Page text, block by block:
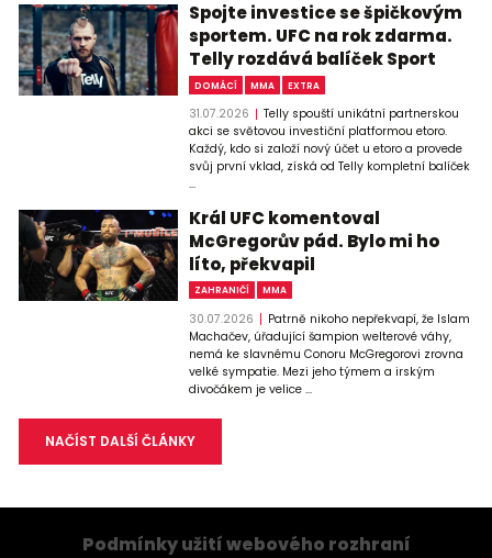
Spojte investice se špičkovým
sportem. UFC na rok zdarma.
Telly rozdává balíček Sport
DOMÁCÍ MMA EXTRA
31.07.2026
Telly spouští unikátní partnerskou
akci se světovou investiční platformou etoro.
Každý, kdo si založí nový účet u etoro a provede
svůj první vklad, získá od Telly kompletní balíček
...
Král UFC komentoval
McGregorův pád. Bylo mi ho
líto, překvapil
ZAHRANIČÍ MMA
30.07.2026
Patrně nikoho nepřekvapí, že Islam
Machačev, úřadující šampion welterové váhy,
nemá ke slavnému Conoru McGregorovi zrovna
velké sympatie. Mezi jeho týmem a irským
divočákem je velice ...
NAČÍST DALŠÍ ČLÁNKY
Podmínky užití webového rozhraní